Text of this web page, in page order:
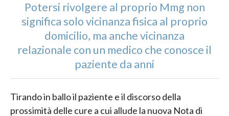
Potersi rivolgere al proprio Mmg non
significa solo vicinanza fisica al proprio
domicilio, ma anche vicinanza
relazionale con un medico che conosce il
paziente da anni
Tirando in ballo il paziente e il discorso della
prossimità delle cure a cui allude la nuova Nota di